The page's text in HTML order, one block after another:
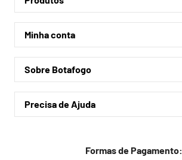
Linha Oficial
Treino e Viagem
Coleções
Minha conta
Minha conta
Meus pedidos
Sobre Botafogo
Quem somos
Lojas físicas
Precisa de Ajuda
Formas de Pagamento: